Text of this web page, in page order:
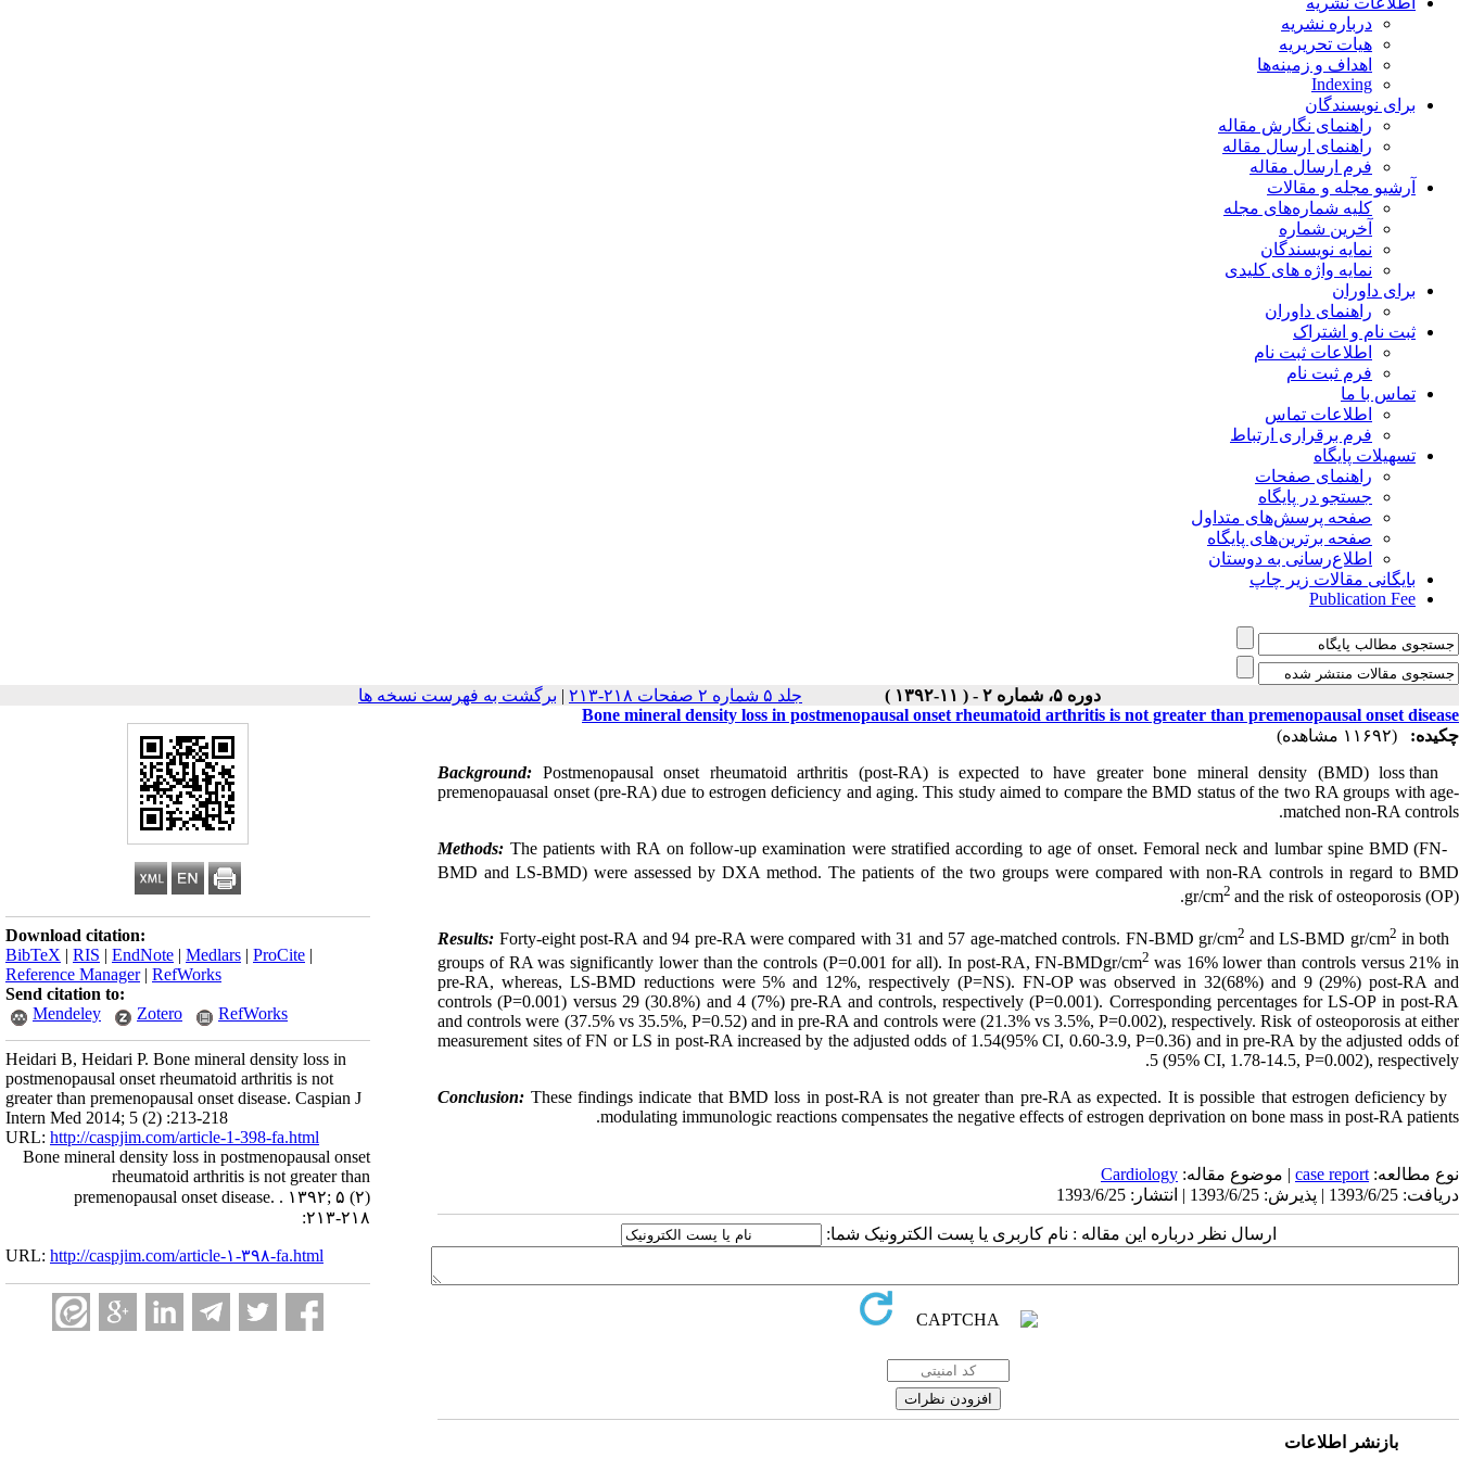
درباره نشریه
هیات تحریریه
اهداف و زمینه‌ها
Indexing
برای نویسندگان
راهنمای نگارش مقاله
راهنمای ارسال مقاله
فرم ارسال مقاله
آرشیو مجله و مقالات
کلیه شماره‌های مجله
آخرین شماره
نمایه نویسندگان
نمایه واژه های کلیدی
برای داوران
راهنمای داوران
ثبت نام و اشتراک
اطلاعات ثبت نام
فرم ثبت نام
تماس با ما
اطلاعات تماس
فرم برقراری ارتباط
تسهیلات پایگاه
راهنمای صفحات
جستجو در پایگاه
صفحه پرسش‌های متداول
صفحه برترین‌های پایگاه
اطلاع‌رسانی به دوستان
بایگانی مقالات زیر چاپ
Publication Fee
دوره ۵، شماره ۲ - ( ۱۱-۱۳۹۲ ) جلد ۵ شماره ۲ صفحات ۲۱۸-۲۱۳ | برگشت به فهرست نسخه ها
Download citation:
BibTeX | RIS | EndNote | Medlars | ProCite |
Reference Manager| RefWorks
Send citation to:
Mendeley
Zotero RefWorks
Heidari B, Heidari P. Bone mineral density loss in
postmenopausal onset rheumatoid arthritis is not
greater than premenopausal onset disease. Caspian J
Intern Med 2014; 5 (2) :213-218
URL: http://caspjim.com/article-1-398-fa.html
Bone mineral density loss in postmenopausal onset
rheumatoid arthritis is not greater than
premenopausal onset disease. . ۱۳۹۲; ۵ (۲)
:۲۱۳-۲۱۸
URL: http://caspjim.com/article-۱-۳۹۸-fa.html
Bone mineral density loss in postmenopausal onset rheumatoid arthritis is not greater than premenopausal onset disease
چکیده:
(۱۱۶۹۲ مشاهده)
Postmenopausal onset rheumatoid arthritis (post-RA) is expected to have greater bone mineral density (BMD) loss than
premenopauasal onset (pre-RA) due to estrogen deficiency and aging. This study aimed to compare the BMD status of the two RA groups with age-
matched non-RA controls.
The patients with RA on follow-up examination were stratified according to age of onset. Femoral neck and lumbar spine BMD (FN-
BMD and LS-BMD) were assessed by DXA method. The patients of the two groups were compared with non-RA controls in regard to BMD
gr/cm2 and the risk of osteoporosis (OP).
Forty-eight post-RA and 94 pre-RA were compared with 31 and 57 age-matched controls. FN-BMD gr/cm2 and LS-BMD gr/cm2 in both
groups of RA was significantly lower than the controls (P=0.001 for all). In post-RA, FN-BMDgr/cm2 was 16% lower than controls versus 21% in
pre-RA, whereas, LS-BMD reductions were 5% and 12%, respectively (P=NS). FN-OP was observed in 32(68%) and 9 (29%) post-RA and
controls (P=0.001) versus 29 (30.8%) and 4 (7%) pre-RA and controls, respectively (P=0.001). Corresponding percentages for LS-OP in post-RA
and controls were (37.5% vs 35.5%, P=0.52) and in pre-RA and controls were (21.3% vs 3.5%, P=0.002), respectively. Risk of osteoporosis at either
measurement sites of FN or LS in post-RA increased by the adjusted odds of 1.54(95% CI, 0.60-3.9, P=0.36) and in pre-RA by the adjusted odds of
5 (95% CI, 1.78-14.5, P=0.002), respectively.
These findings indicate that BMD loss in post-RA is not greater than pre-RA as expected. It is possible that estrogen deficiency by
modulating immunologic reactions compensates the negative effects of estrogen deprivation on bone mass in post-RA patients.
نوع مطالعه: case report | موضوع مقاله: Cardiology
دریافت: 1393/6/25 | پذیرش: 1393/6/25 | انتشار: 1393/6/25
ارسال نظر درباره این مقاله : نام کاربری یا پست الکترونیک شما:
بازنشر اطلاعات